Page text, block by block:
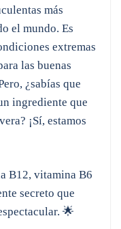
más
el mundo. Es
extremas
las buenas
¿sabías que
ingrediente que
¡Sí, estamos
B12, vitamina B6
secreto que
🌟